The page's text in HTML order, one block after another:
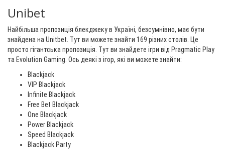
Unibet
Найбільша пропозиція блекджеку в Україні, безсумнівно, має бути
знайдена на Unitbet. Тут ви можете знайти 169 різних столів. Це
просто гігантська пропозиція. Тут ви знайдете ігри від Pragmatic Play
та Evolution Gaming. Ось деякі з ігор, які ви можете знайти:
Blackjack
VIP Blackjack
Infinite Blackjack
Free Bet Blackjack
One Blackjack
Power Blackjack
Speed Blackjack
Blackjack Party